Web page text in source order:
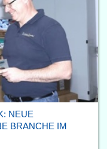
NEUE
BRANCHE IM